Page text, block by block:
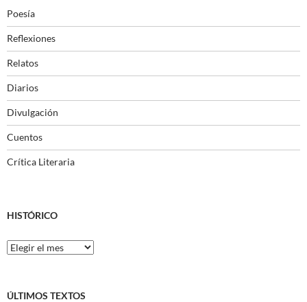
Poesía
Reflexiones
Relatos
Diarios
Divulgación
Cuentos
Crítica Literaria
HISTÓRICO
Histórico
ÚLTIMOS TEXTOS